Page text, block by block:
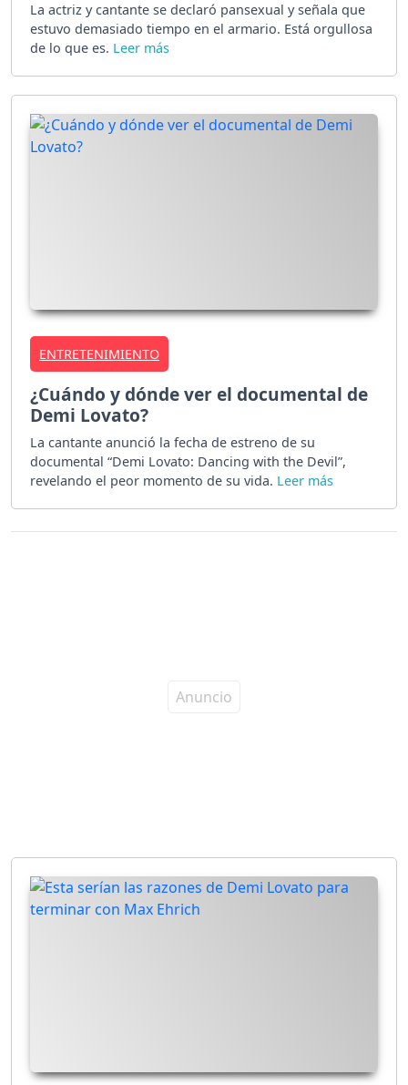
La actriz y cantante se declaró pansexual y señala que
estuvo demasiado tiempo en el armario. Está orgullosa
de lo que es.
ENTRETENIMIENTO
¿Cuándo y dónde ver el documental de
Demi Lovato?
La cantante anunció la fecha de estreno de su
documental “Demi Lovato: Dancing with the Devil”,
revelando el peor momento de su vida.